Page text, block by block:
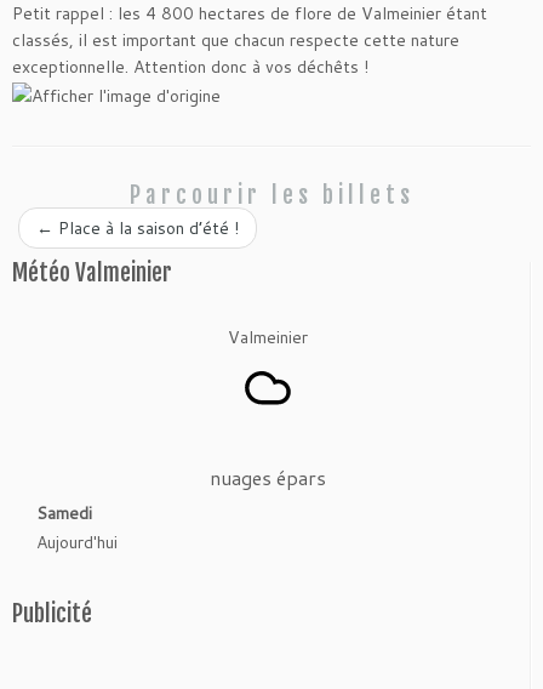
Petit rappel : les 4 800 hectares de flore de Valmeinier étant
classés, il est important que chacun respecte cette nature
exceptionnelle. Attention donc à vos déchêts !
Parcourir les billets
← Place à la saison d’été !
Météo Valmeinier
Valmeinier
nuages épars
Samedi
Aujourd'hui
Publicité